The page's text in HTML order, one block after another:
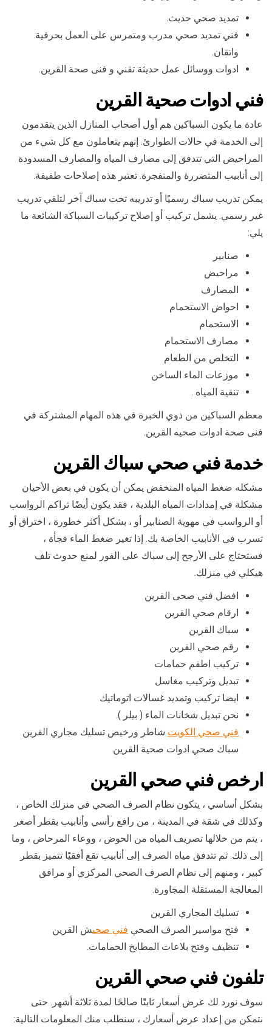
تمديد صحي حديث.
فني تمديد صحي مدرب ومتمرس على العمل بحرفية
واتقان.
ادوات ووسائل عمل حديثة تقني و فنى صحة القرين.
فني ادوات صحية القرين
عادة ما يكون السباكين هم أول أصحاب المنازل الذين يتقدمون
إلى الخدمة في حالات الطوارئ. إنهم يتعاملون مع كل شيء من
المراحيض التي تتدفق إلى مصارف المياه والمصارف المسدودة
إلى أنابيب المتضررة والمنفجرة. تعتبر هذه إصلاحات طفيفة.
يمكن تدريب سباك رسميًا أو تدريبه تحت سباك آخر لتلقي تدريب
غير رسمي. يشمل تركيب أو إصلاح تركيبات السباكة الشائعة ما
يلي:
صنابير
مراحيض
المصارف
احواض الاستحمام
الاستحمام
مصارف الاستحمام
التخلص من الطعام
موزعات الماء الساخن
تنقية المياه .
معظم السباكين من ذوي الخبرة في هذه المهام المشتركة في
فنى صحة ادوات صحيه القرين.
خدمة فني صحي سباك القرين
مشكله ضغط المياه المنخفض يمكن أن يكون في بعض الأحيان
مشكلة في إمدادات المياه البلدية ، فقد يكون أيضًا تراكم الرواسب
أو الرواسب في مهوية الصنابير أو ، بشكل أكثر خطورة ، اختراق أو
تسرب في الأنابيب الخاصة بك. إذا تغير ضغط الماء فجأة ،
فستحتاج على الأرجح إلى سباك على الفور لمنع حدوث تلف
هيكلي في منزلك.
افضل فني صحى القرين
ارقام صحي القرين
سباك القرين
رقم صحي القرين
تركيب اطقم حمامات
تبديل وتركيب مغاسل
ايضا تركيب وتمديد غسالات اتوماتيك
نحن تبديل شخانات الماء ( بيلر ).
فني صحي الكويت شاطر ورخيص تسليك مجاري القرين
سباك صحي ادوات صحية القرين
ارخص فني صحي القرين
بشكل أساسي ، يتكون نظام الصرف الصحي في منزلك الخاص ،
وكذلك في شقة في المدينة ، من رافع رأسي وأنابيب بقطر أصغر
، يتم من خلالها تصريف المياه من الحوض ، ووعاء المرحاض ، وما
إلى ذلك. ثم تتدفق مياه الصرف إلى أنابيب تقع أفقيًا تتميز بقطر
كبير ، ومنهم إلى نظام الصرف الصحي المركزي أو مرافق
المعالجة المستقلة المجاورة.
تسليك المجاري القرين
فتح مواسير الصرف الصحي فني صحىش القرين
تنظيف وفتح بلاعات المطابخ الحمامات.
تلفون فني صحي القرين
سوف نورد لك عرض أسعار ثابتًا صالحًا لمدة ثلاثة أشهر. حتى
نتمكن من إعداد عرض أسعارك ، سنطلب منك المعلومات التالية: